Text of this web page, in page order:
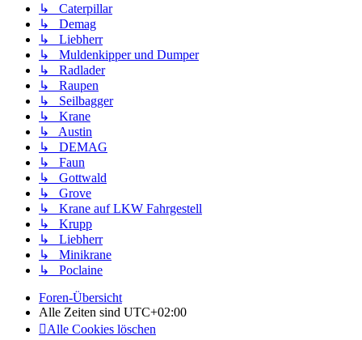
↳ Caterpillar
↳ Demag
↳ Liebherr
↳ Muldenkipper und Dumper
↳ Radlader
↳ Raupen
↳ Seilbagger
↳ Krane
↳ Austin
↳ DEMAG
↳ Faun
↳ Gottwald
↳ Grove
↳ Krane auf LKW Fahrgestell
↳ Krupp
↳ Liebherr
↳ Minikrane
↳ Poclaine
Foren-Übersicht
Alle Zeiten sind UTC+02:00
Alle Cookies löschen